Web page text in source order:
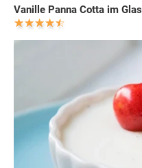
Vanille Panna Cotta im Glas